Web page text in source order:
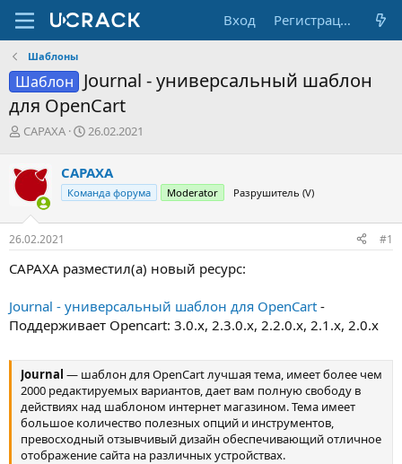
Вход Регистрация
Шаблоны
Шаблон Journal - универсальный шаблон
для OpenCart
А
о
р
е
м
CAPAXA
Д
а
н
ч
а
26.02.2021
CAPAXA
Команда форума Moderator Разрушитель (V)
26.02.2021 #1
CAPAXA разместил(а) новый ресурс:
Journal - универсальный шаблон для OpenCart -
Поддерживает Opencart: 3.0.x, 2.3.0.x, 2.2.0.x, 2.1.x, 2.0.x
Journal — шаблон для OpenCart лучшая тема, имеет более чем
2000 редактируемых вариантов, дает вам полную свободу в
действиях над шаблоном интернет магазином. Тема имеет
большое количество полезных опций и инструментов,
превосходный отзывчивый дизайн обеспечивающий отличное
отображение сайта на различных устройствах.